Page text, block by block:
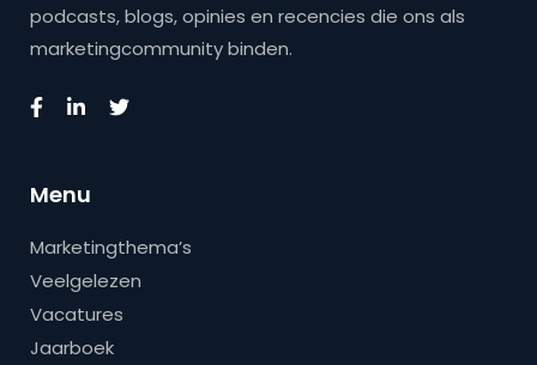
podcasts, blogs, opinies en recencies die ons als
marketingcommunity binden.
Menu
Marketingthema’s
Veelgelezen
Vacatures
Jaarboek